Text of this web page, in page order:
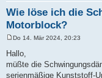
Wie löse ich die
Motorblock?
e
i
t
Do 14. Mär 2024, 20:23
Hallo,
müßte die
serienmäßige Kunststoff-